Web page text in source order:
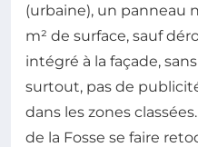
(urbaine), un panneau
m² de surface, sauf
intégré à la façade,
surtout, pas de
dans les zones
de la Fosse se faire